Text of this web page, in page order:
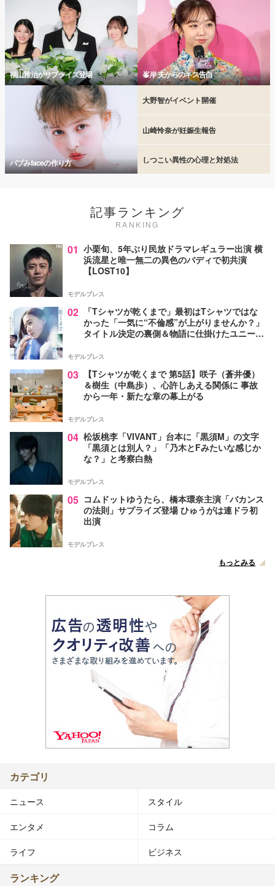
福山雅治がサプライズ登場 峯岸 夫からのキス告白
バブみfaceの作り方
大野智がイベント開催
山崎怜奈が妊娠生報告
しつこい異性の心理と対処法
記事ランキング
RANKING
01 小栗旬、5年ぶり民放ドラマレギュラー出演 横
浜流星と唯一無二の異色のバディで初共演
【LOST10】
モデルプレス
02
「Tシャツが乾くまで」最初はTシャツではな
かった「一気に“不倫感”が上がりませんか？」
タイトル決定の裏側＆物語に仕掛けたユニーク
モデルプレス
03
【Tシャツが乾くまで 第5話】咲子（蒼井優）
＆樹生（中島歩）、心許しあえる関係に 事故
から一年・新たな章の幕上がる
モデルプレス
04 松坂桃李「VIVANT」台本に「黒須M」の文字
「黒須とは別人？」「乃木とFみたいな感じか
な？」と考察白熱
モデルプレス
05 コムドットゆうたら、橋本環奈主演「バカンス
の法則」サプライズ登場 ひゅうがは連ドラ初
出演
モデルプレス
もっとみる
カテゴリ
ニュース スタイル
エンタメ コラム
ライフ ビジネス
ランキング